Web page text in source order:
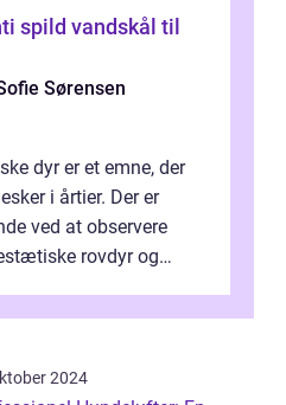
spild vandskål til
Sørensen
dyr er et emne, der
i årtier. Der er
ved at observere
rovdyr og
2024